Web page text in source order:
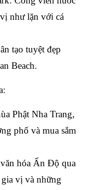
như lặn với cá
tạo tuyệt đẹp
Beach.
Phật Nha Trang,
phố và mua sắm
hóa Ấn Độ qua
vị và những